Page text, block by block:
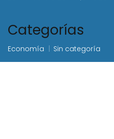
Categorías
Economía Sin categoría